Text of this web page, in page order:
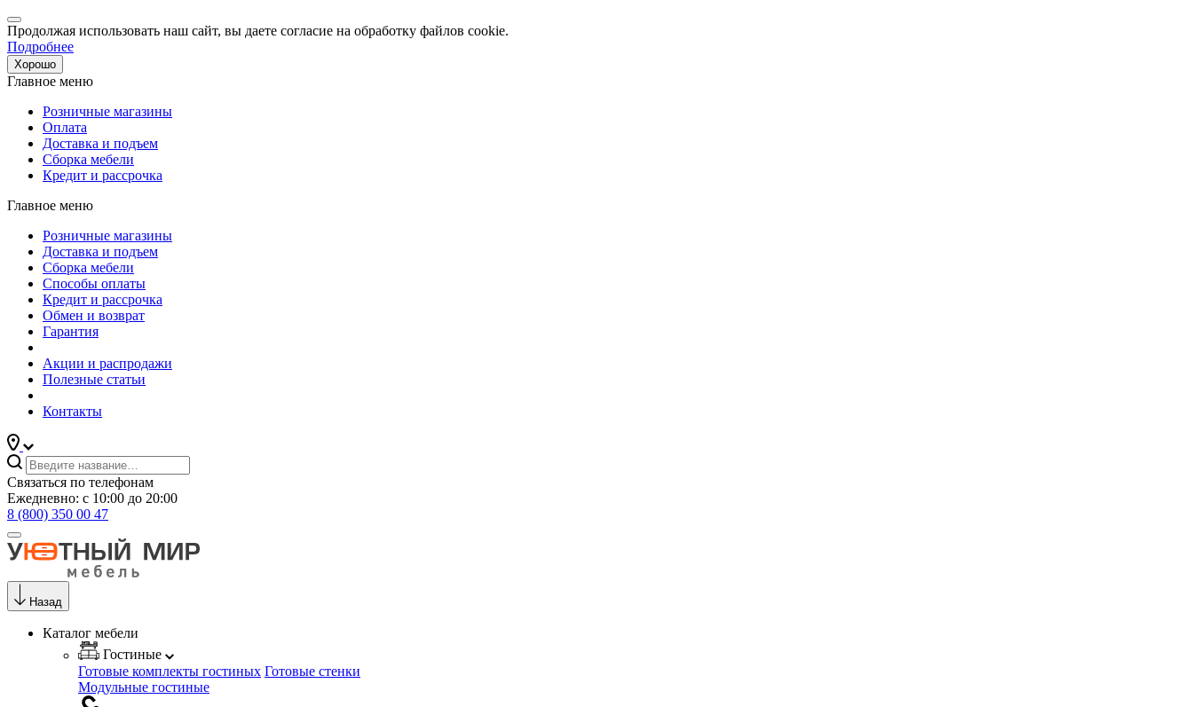
Продолжая использовать наш сайт, вы даете согласие на обработку файлов cookie.
Подробнее
Хорошо
Главное меню
Розничные магазины
Оплата
Доставка и подъем
Сборка мебели
Кредит и рассрочка
Главное меню
Розничные магазины
Доставка и подъем
Сборка мебели
Способы оплаты
Кредит и рассрочка
Обмен и возврат
Гарантия
Акции и распродажи
Полезные статьи
Контакты
Связаться по телефонам
Ежедневно: с 10:00 до 20:00
8 (800) 350 00 47
Назад
Каталог мебели
Гостиные
Готовые комплекты гостиных Готовые стенки
Модульные гостиные